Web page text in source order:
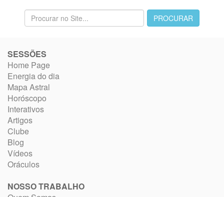
SESSÕES
Home Page
Energia do dia
Mapa Astral
Horóscopo
Interativos
Artigos
Clube
Blog
Vídeos
Oráculos
NOSSO TRABALHO